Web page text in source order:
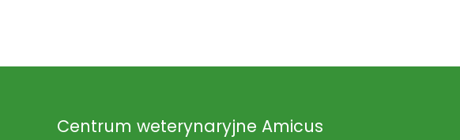
Centrum weterynaryjne Amicus